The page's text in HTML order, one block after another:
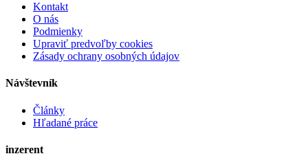
Kontakt
O nás
Podmienky
Upraviť predvoľby cookies
Zásady ochrany osobných údajov
Návštevník
Články
Hľadané práce
inzerent